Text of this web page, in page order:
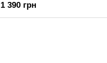
1 390 грн